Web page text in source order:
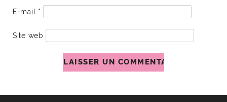
E-mail *
Site web